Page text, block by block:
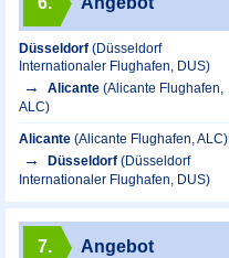
Düsseldorf (Düsseldorf
Internationaler Flughafen, DUS)
Alicante (Alicante Flughafen,
ALC)
Alicante (Alicante Flughafen, ALC)
Düsseldorf (Düsseldorf
Internationaler Flughafen, DUS)
7. Angebot